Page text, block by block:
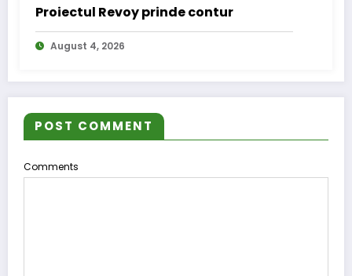
Proiectul Revoy prinde contur
August 4, 2026
POST COMMENT
Comments